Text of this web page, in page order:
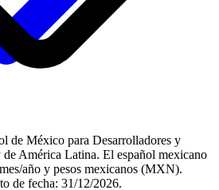
de México para Desarrolladores y
América Latina. El español mexicano
año y pesos mexicanos (MXN).
de fecha: 31/12/2026.